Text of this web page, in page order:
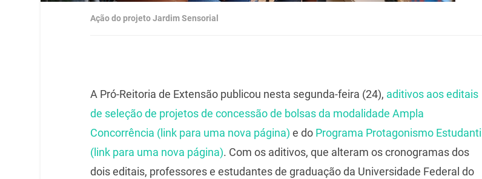
Ação do projeto Jardim Sensorial
A Pró-Reitoria de Extensão publicou nesta segunda-feira (24), aditivos aos editais
de seleção de projetos de concessão de bolsas da modalidade Ampla
Concorrência (link para uma nova página) e do Programa Protagonismo Estudantil
(link para uma nova página). Com os aditivos, que alteram os cronogramas dos
dois editais, professores e estudantes de graduação da Universidade Federal do